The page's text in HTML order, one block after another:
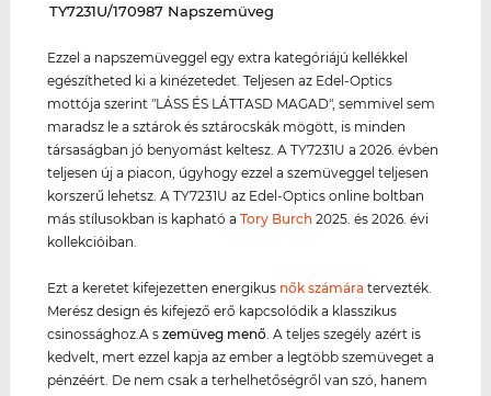
‌TY7231U/170987 Napszemüveg
Ezzel a napszemüveggel egy extra kategóriájú kellékkel
egészítheted ki a kinézetedet. Teljesen az Edel-Optics
mottója szerint "LÁSS ÉS LÁTTASD MAGAD", semmivel sem
maradsz le a sztárok és sztárocskák mögött, is minden
társaságban jó benyomást keltesz. A TY7231U a 2026. évben
teljesen új a piacon, úgyhogy ezzel a szemüveggel teljesen
korszerű lehetsz. A TY7231U az Edel-Optics online boltban
más stílusokban is kapható aTory Burch 2025. és 2026. évi
kollekcióiban.
Ezt a keretet kifejezetten energikus nők számára tervezték.
Merész design és kifejező erő kapcsolódik a klasszikus
csinossághoz.A szemüveg menő . A teljes szegély azért is
kedvelt, mert ezzel kapja az ember a legtöbb szemüveget a
pénzéért. De nem csak a terhelhetőségről van szó, hanem